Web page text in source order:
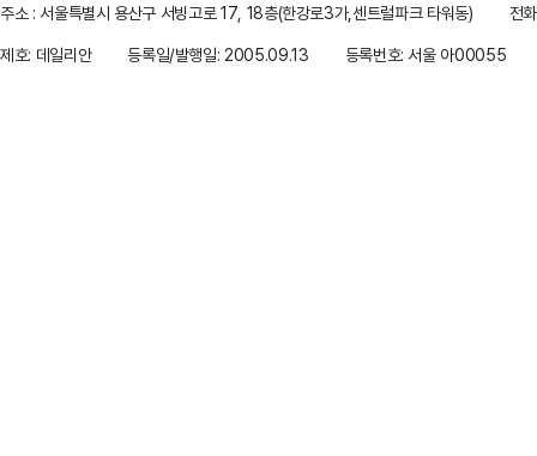
주소 : 서울특별시 용산구 서빙고로 17, 18층(한강로3가,센트럴파크 타워동)
전
제호: 데일리안
등록일/발행일: 2005.09.13 등록번호: 서울 아00055